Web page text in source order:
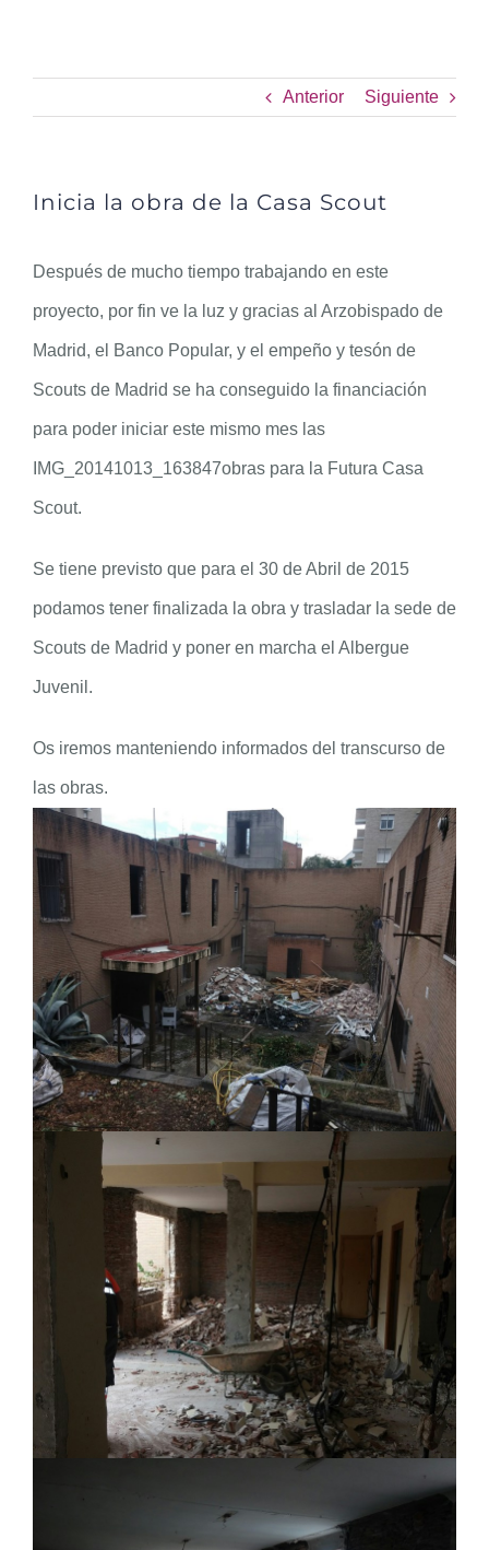
Anterior Siguiente
Inicia la obra de la Casa Scout
Después de mucho tiempo trabajando en este
proyecto, por fin ve la luz y gracias al Arzobispado de
Madrid, el Banco Popular, y el empeño y tesón de
Scouts de Madrid se ha conseguido la financiación
para poder iniciar este mismo mes las
IMG_20141013_163847obras para la Futura Casa
Scout.
Se tiene previsto que para el 30 de Abril de 2015
podamos tener finalizada la obra y trasladar la sede de
Scouts de Madrid y poner en marcha el Albergue
Juvenil.
Os iremos manteniendo informados del transcurso de
las obras.